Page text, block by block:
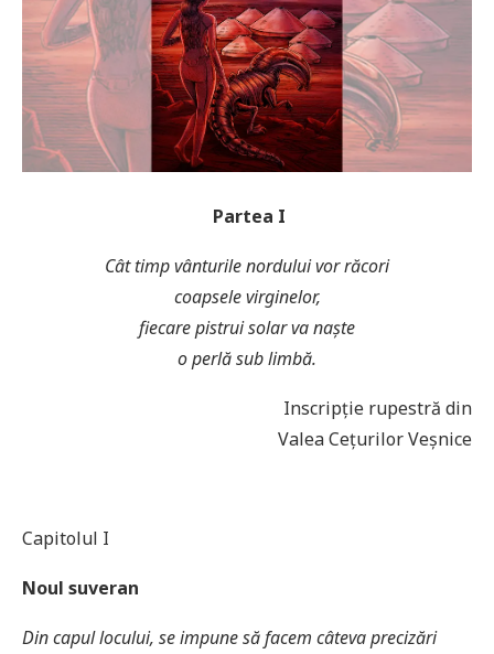
Partea I
Cât timp vânturile nordului vor răcori
coapsele virginelor,
fiecare pistrui solar va naște
o perlă sub limbă.
Inscripţie rupestră din
Valea Ceţurilor Veșnice
Capitolul I
Noul suveran
Din capul locului, se impune să facem câteva precizări